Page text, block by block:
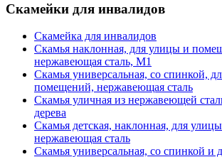
Скамейки для инвалидов
Скамейка для инвалидов
Скамья наклонная, для улицы и
нержавеющая сталь, М1
Скамья универсальная, со спинкой,
помещений, нержавеющая сталь
Скамья уличная из нержавеющей
дерева
Скамья детская, наклонная, для
нержавеющая сталь
Скамья универсальная, со спинкой и